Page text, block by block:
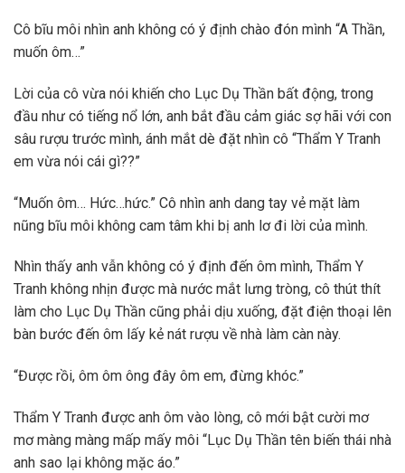
Cô bĩu môi nhìn anh không có ý định chào đón mình “A Thần,
muốn ôm…”
Lời của cô vừa nói khiến cho Lục Dụ Thần bất động, trong
đầu như có tiếng nổ lớn, anh bắt đầu cảm giác sợ hãi với con
sâu rượu trước mình, ánh mắt dè đặt nhìn cô “Thẩm Y Tranh
em vừa nói cái gì??”
“Muốn ôm… Hức…hức.” Cô nhìn anh dang tay vẻ mặt làm
nũng bĩu môi không cam tâm khi bị anh lơ đi lời của mình.
Nhìn thấy anh vẫn không có ý định đến ôm mình, Thẩm Y
Tranh không nhịn được mà nước mắt lưng tròng, cô thút thít
làm cho Lục Dụ Thần cũng phải dịu xuống, đặt điện thoại lên
bàn bước đến ôm lấy kẻ nát rượu về nhà làm càn này.
“Được rồi, ôm ôm ông đây ôm em, đừng khóc.”
Thẩm Y Tranh được anh ôm vào lòng, cô mới bật cười mơ
mơ màng màng mấp mấy môi “Lục Dụ Thần tên biến thái nhà
anh sao lại không mặc áo.”